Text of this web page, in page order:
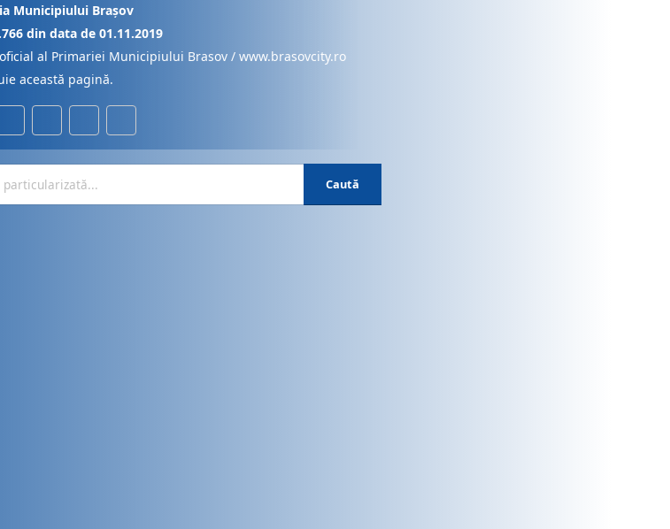
Municipiului Brașov
din data de 01.11.2019
al Primariei Municipiului Brasov / www.brasovcity.ro
această pagină.
Caută